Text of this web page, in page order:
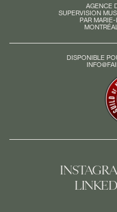
AGENCE
SUPERVISION
PAR MARIE-
DISPONIBLE